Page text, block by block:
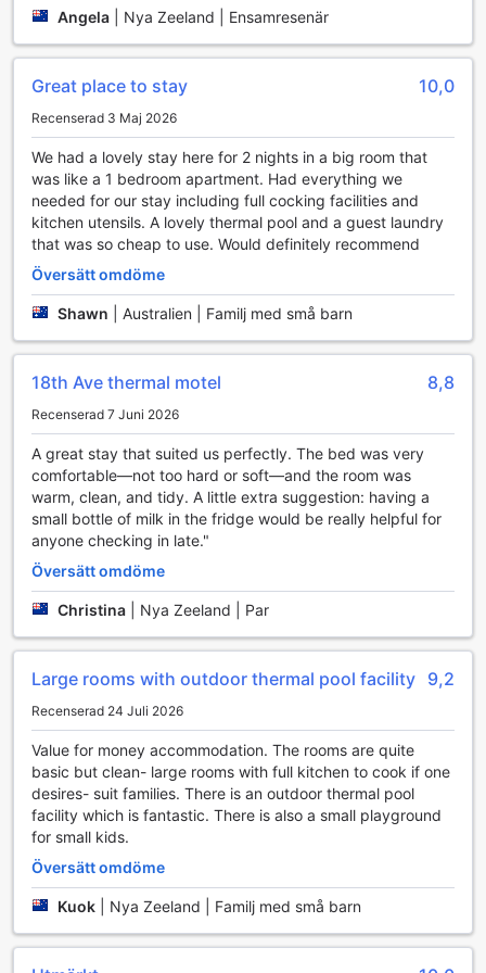
Sportanläggningar på 18th Avenue Thermal Motel
På 18th Avenue Thermal Motel i Tauranga kan gästerna
njuta av en fantastisk inomhuspool som erbjuder en perfekt
uppvärmda poolen är idealisk för både simning och lek,
vilket gör den till ett utmärkt val för familjer och
sportentusiaster. Med en rymlig design och en lugn
atmosfär kan du simma några längder eller bara njuta av en
avkopplande stund i vattnet.
Inomhuspoolen är inte bara en plats för motion, utan även
en social mötespunkt där du kan umgås med andra gäster.
Oavsett om du är en erfaren simmare eller bara vill ha kul
med familjen, erbjuder denna anläggning en inbjudande
och säker miljö. Efter en dag av aktiviteter kan du koppla
av vid poolkanten med en bok eller njuta av en välförtjänt
Bekvämlighetsfaciliteter på 18th Avenue Thermal Motel
18th Avenue Thermal Motel i Tauranga erbjuder en rad
bekvämlighetsfaciliteter som gör din vistelse både bekväm
och avkopplande. Med gratis Wi-Fi i alla rum kan du enkelt
hålla kontakten med vänner och familj, eller planera dina
aktiviteter under din tid i Nya Zeeland. För dem som
föredrar att njuta av sin måltid i lugn och ro, finns det
rätter direkt till ditt rum. Om du behöver tvätta kläder
och en självbetjäningslaundromat, vilket gör det enkelt att
fräscha upp din garderob.
För att ytterligare underlätta din vistelse, har 18th Avenue
Thermal Motel även en bagageförvaringstjänst, så att du
kan utforska området utan att behöva bära runt på dina
väskor. Daglig städning säkerställer att ditt rum alltid är
rent och välkomnande, medan en avsedd rökplats gör det
möjligt för rökare att njuta av sin hobby utan att störa
andra gäster. Oavsett om du är här för affärer eller nöje,
garanterar dessa bekvämligheter en smidig och angenäm
upplevelse.
Transportmöjligheter på 18th Avenue Thermal Motel
18th Avenue Thermal Motel erbjuder sina gäster en bekväm
Angela Nya Zeeland | Ensamresenär
Great place to stay 10,0
Recenserad 3 Maj 2026
We had a lovely stay here for 2 nights in a big room that
was like a 1 bedroom apartment. Had everything we
needed for our stay including full cocking facilities and
kitchen utensils. A lovely thermal pool and a guest laundry
that was so cheap to use. Would definitely recommend
Översätt omdöme
Shawn Australien | Familj med små barn
18th Ave thermal motel 8,8
Recenserad 7 Juni 2026
A great stay that suited us perfectly. The bed was very
comfortable—not too hard or soft—and the room was
warm, clean, and tidy. A little extra suggestion: having a
small bottle of milk in the fridge would be really helpful for
anyone checking in late."
Översätt omdöme
Christina Nya Zeeland | Par
Large rooms with outdoor thermal pool facility 9,2
Recenserad 24 Juli 2026
Value for money accommodation. The rooms are quite
basic but clean- large rooms with full kitchen to cook if one
desires- suit families. There is an outdoor thermal pool
facility which is fantastic. There is also a small playground
for small kids.
Översätt omdöme
Kuok Nya Zeeland | Familj med små barn